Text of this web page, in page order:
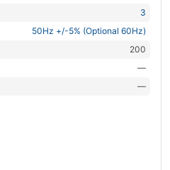
3
50Hz +/-5% (Optional 60Hz)
200
—
—